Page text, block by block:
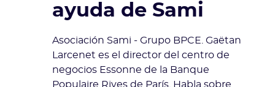
ayuda de Sami
Asociación Sami - Grupo BPCE. Gaëtan
Larcenet es el director del centro de
negocios Essonne de la Banque
Populaire Rives de París. Habla sobre